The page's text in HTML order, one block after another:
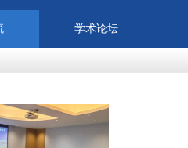
学术论坛